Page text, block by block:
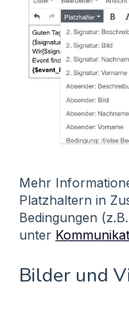
Mehr
Platzhaltern in
Bedingungen
unter
Bilder und